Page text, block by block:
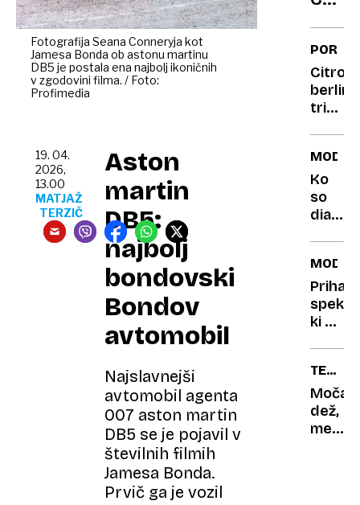
Fotografija Seana Conneryja kot
Jamesa Bonda ob astonu martinu
DB5 je postala ena najbolj ikoničnih
v zgodovini filma.​ / Foto:
Profimedia
Aston
martin
DB5:
najbolj
bondovski
Bondov
avtomobil
Najslavnejši
avtomobil agenta
007 aston martin
DB5 se je pojavil v
številnih filmih
Jamesa Bonda.
Prvič ga je vozil
19. 04.
2026,
13.00
MATJAŽ
TERZIČ
na
zadnji
delom
in
MODA
Ko
so
MODA
Prihaja
ki ne
ampak
stopa
naprej
TEST
ADAC
Močan
dež,
megla